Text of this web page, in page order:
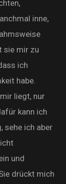
inne,
sie mir zu
ich
habe.
liegt, nur
kann ich
sehe ich aber
und
drückt mich